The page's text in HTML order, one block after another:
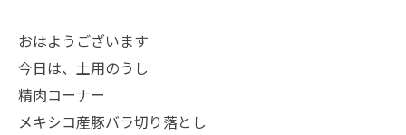
おはようございます
今日は、土用のうし
精肉コーナー
メキシコ産豚バラ切り落とし